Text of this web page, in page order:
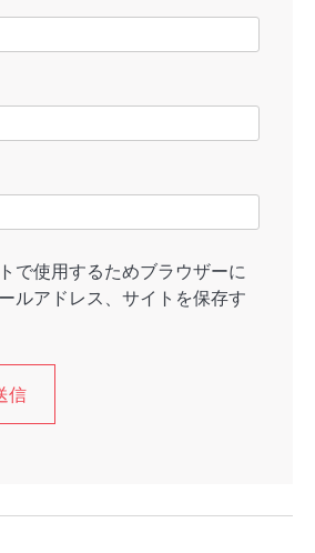
で使用するためブラウザーに
ルアドレス、サイトを保存す